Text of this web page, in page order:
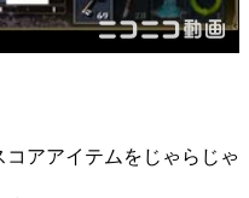
アアイテムをじゃらじゃ